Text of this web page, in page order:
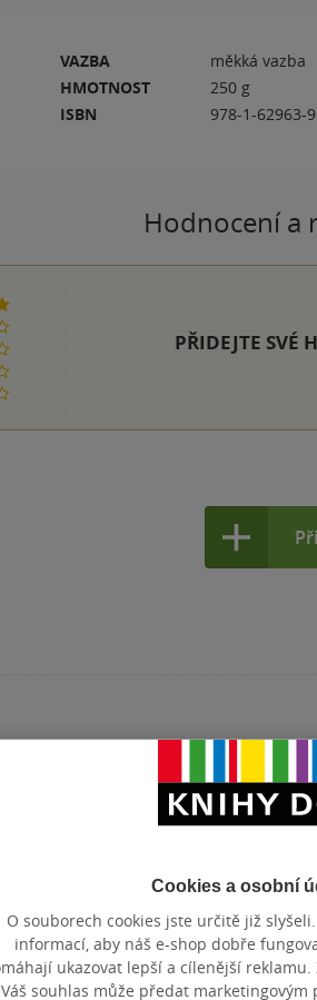
VAZBA
měkká vazba
HMOTNOST
250 g
ISBN
978-1-62963-
Hodnocení a
5 hvězdiček
hvězdičky
PŘIDEJTE SVÉ
Nedostupné
Cookies a osobní
O souborech cookies jste určitě již
informací, aby náš e-shop dobře
ukazovat lepší a cílenější
Váš souhlas může předat